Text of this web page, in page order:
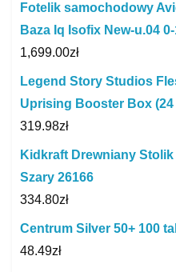
Fotelik samochodowy
Baza Iq Isofix New-u.04
1,699.00zł
Legend Story Studios
Uprising Booster Box
319.98zł
Kidkraft Drewniany Stolik
Szary 26166
334.80zł
Centrum Silver 50+ 100
48.49zł